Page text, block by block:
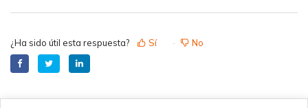
¿Ha sido útil esta respuesta? Sí No